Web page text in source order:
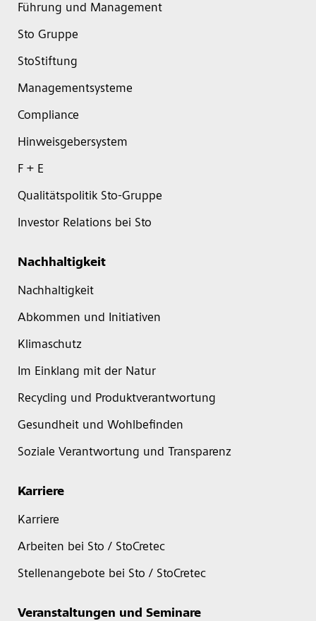
Führung und Management
Sto Gruppe
StoStiftung
Managementsysteme
Compliance
Hinweisgebersystem
F + E
Qualitätspolitik Sto-Gruppe
Investor Relations bei Sto
Nachhaltigkeit
Nachhaltigkeit
Abkommen und Initiativen
Klimaschutz
Im Einklang mit der Natur
Recycling und Produktverantwortung
Gesundheit und Wohlbefinden
Soziale Verantwortung und Transparenz
Karriere
Karriere
Arbeiten bei Sto / StoCretec
Stellenangebote bei Sto / StoCretec
Veranstaltungen und Seminare